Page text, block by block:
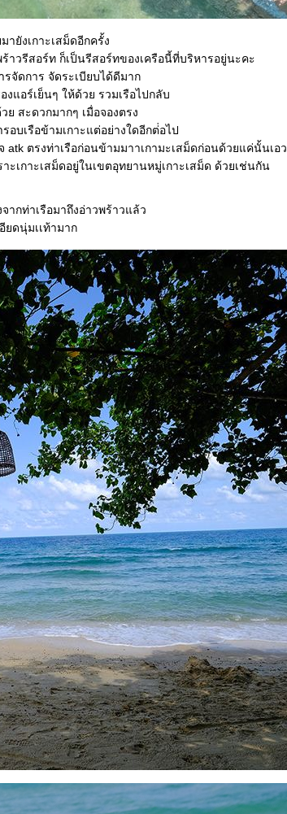
ายังเกาะเสม็ดอีกครั้ง
ร้าวรีสอร์ท ก็เป็นรีสอร์ทของเครือนี้ที่บริหารอยู่นะคะ
จัดการ จัดระเบียบได้ดีมาก
แอร์เย็นๆ ให้ด้วย รวมเรือไปกลับ
สะดวกมากๆ เมื่อจองตรง
บเรือข้ามเกาะแต่อย่างใดอีกต่่อไป
ตรงท่าเรือก่อนข้ามมาาเกามะเสม็ดก่อนด้วยแค่นั้นเอว
เกาะเสม็ดอยู่ในเขตอุทยานหมู่เกาะเสม็ด ด้วยเช่นกัน
กท่าเรือมาถึงอ่าวพร้าวแล้ว
ดนุ่มเเท้ามาก